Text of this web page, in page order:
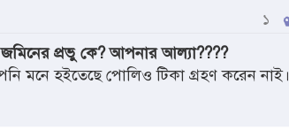
১
প্রভু কে? আপনার আল্যা????
মনে হইতেছে পোলিও টিকা গ্রহণ করেন নাই।